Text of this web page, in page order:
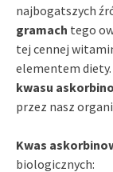
najbogatszych
gramach tego
tej cennej
elementem
kwasu
przez nasz
Kwas
biologicznych: